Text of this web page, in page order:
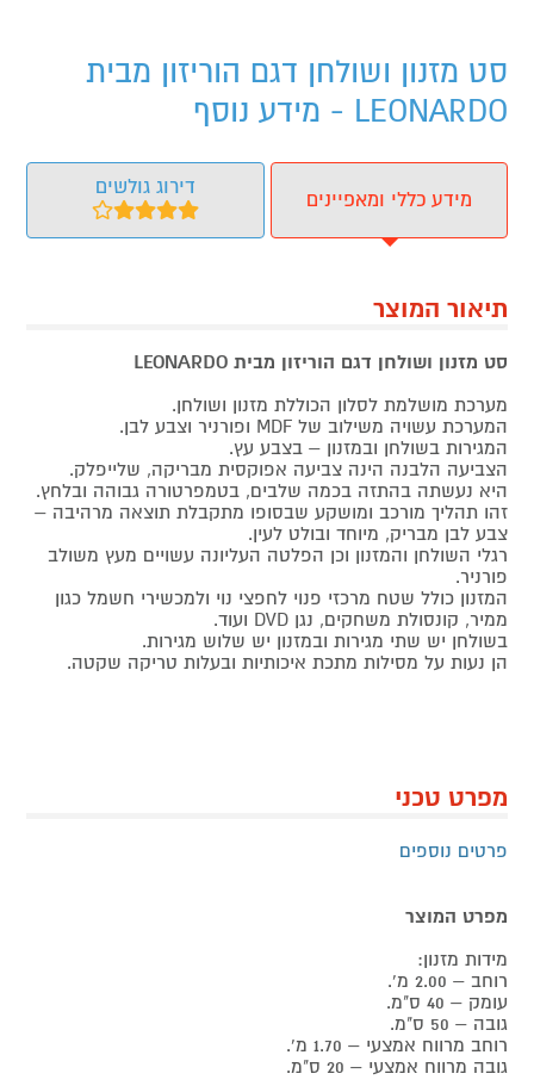
סט מזנון ושולחן דגם הוריזון מבית
LEONARDO - מידע נוסף
מידע כללי ומאפיינים
דירוג גולשים
תיאור המוצר
סט מזנון ושולחן דגם הוריזון מבית LEONARDO
מערכת מושלמת לסלון הכוללת מזנון ושולחן.
המערכת עשויה משילוב של MDF ופורניר וצבע לבן.
המגירות בשולחן ובמזנון – בצבע עץ.
הצביעה הלבנה הינה צביעה אפוקסית מבריקה, שלייפלק.
היא נעשתה בהתזה בכמה שלבים, בטמפרטורה גבוהה ובלחץ.
זהו תהליך מורכב ומושקע שבסופו מתקבלת תוצאה מרהיבה –
צבע לבן מבריק, מיוחד ובולט לעין.
רגלי השולחן והמזנון וכן הפלטה העליונה עשויים מעץ משולב
פורניר.
המזנון כולל שטח מרכזי פנוי לחפצי נוי ולמכשירי חשמל כגון
ממיר, קונסולת משחקים, נגן DVD ועוד.
בשולחן יש שתי מגירות ובמזנון יש שלוש מגירות.
הן נעות על מסילות מתכת איכותיות ובעלות טריקה שקטה.
מפרט טכני
פרטים נוספים
מפרט המוצר
מידות מזנון:
רוחב – 2.00 מ'.
עומק – 40 ס"מ.
גובה – 50 ס"מ.
רוחב מרווח אמצעי – 1.70 מ'.
גובה מרווח אמצעי – 20 ס"מ.